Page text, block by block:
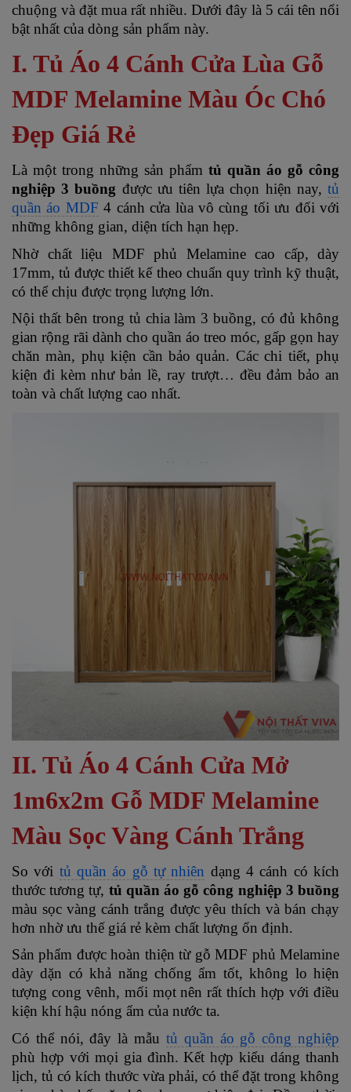
chuộng và đặt mua rất nhiều. Dưới đây là 5 cái tên nổi
bật nhất của dòng sản phẩm này.
I. Tủ Áo 4 Cánh Cửa Lùa Gỗ
MDF Melamine Màu Óc Chó
Đẹp Giá Rẻ
Là một trong những sản phẩm tủ quần áo gỗ công
nghiệp 3 buồng được ưu tiên lựa chọn hiện nay,tủ
quần áo MDF 4 cánh cửa lùa vô cùng tối ưu đối với
những không gian, diện tích hạn hẹp.
Nhờ chất liệu MDF phủ Melamine cao cấp, dày
17mm, tủ được thiết kế theo chuẩn quy trình kỹ thuật,
có thể chịu được trọng lượng lớn.
Nội thất bên trong tủ chia làm 3 buồng, có đủ không
gian rộng rãi dành cho quần áo treo móc, gấp gọn hay
chăn màn, phụ kiện cần bảo quản. Các chi tiết, phụ
kiện đi kèm như bản lề, ray trượt… đều đảm bảo an
toàn và chất lượng cao nhất.
II. Tủ Áo 4 Cánh Cửa Mở
1m6x2m Gỗ MDF Melamine
Màu Sọc Vàng Cánh Trắng
So với tủ quần áo gỗ tự nhiên dạng 4 cánh có kích
thước tương tự, tủ quần áo gỗ công nghiệp 3 buồng
màu sọc vàng cánh trắng được yêu thích và bán chạy
hơn nhờ ưu thế giá rẻ kèm chất lượng ổn định.
Sản phẩm được hoàn thiện từ gỗ MDF phủ Melamine
dày dặn có khả năng chống ẩm tốt, không lo hiện
tượng cong vênh, mối mọt nên rất thích hợp với điều
kiện khí hậu nóng ẩm của nước ta.
Có thể nói, đây là mẫu tủ quần áo gỗ công nghiệp
phù hợp với mọi gia đình. Kết hợp kiểu dáng thanh
lịch, tủ có kích thước vừa phải, có thể đặt trong không